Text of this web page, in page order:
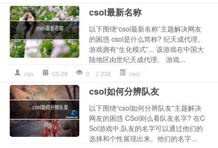
csol最新名称
以下围绕“csol最新名称”主题解决网友
的困惑 csol是什么简称? 纪天成代理。
游戏拥有“生化模式”... 该游戏在中国大
陆地区由世纪天成代理。 游戏...
cso 03-28 0 238 csol
csol如何分辨队友
以下围绕“csol如何分辨队友”主题解决
网友的困惑 CSol则么看队友名字? 在C
Sol游戏中,队友的名字可以通过他们的
选择和个性展现出来。他们的名字...